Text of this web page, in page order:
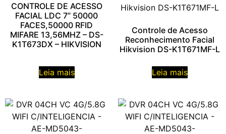
CONTROLE DE ACESSO
FACIAL LDC 7” 50000
FACES,50000 RFID
MIFARE 13,56MHZ – DS-
K1T673DX – HIKVISION
Leia mais
Controle de Acesso
Reconhecimento Facial
Hikvision DS-K1T671MF-L
Leia mais